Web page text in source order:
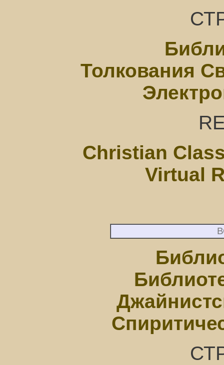
Толкования
Christian
Virtual